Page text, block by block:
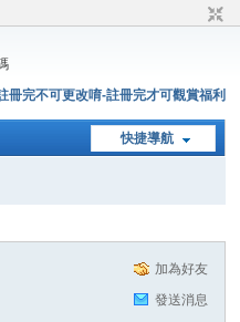
冊完不可更改唷-註冊完才可觀賞福利
快捷導航
加為好友
發送消息